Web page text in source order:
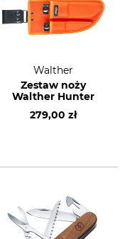
Walther
Zestaw noży
Walther Hunter
279,00 zł